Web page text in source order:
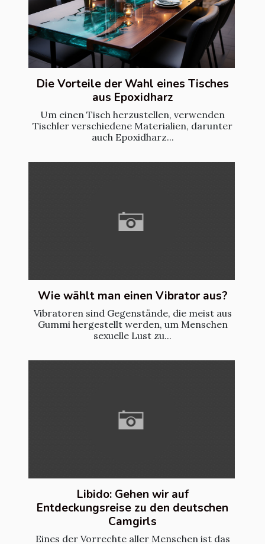
Die Vorteile der Wahl eines Tisches
aus Epoxidharz
Um einen Tisch herzustellen, verwenden
Tischler verschiedene Materialien, darunter
auch Epoxidharz...
Wie wählt man einen Vibrator aus?
Vibratoren sind Gegenstände, die meist aus
Gummi hergestellt werden, um Menschen
sexuelle Lust zu...
Libido: Gehen wir auf
Entdeckungsreise zu den deutschen
Camgirls
Eines der Vorrechte aller Menschen ist das